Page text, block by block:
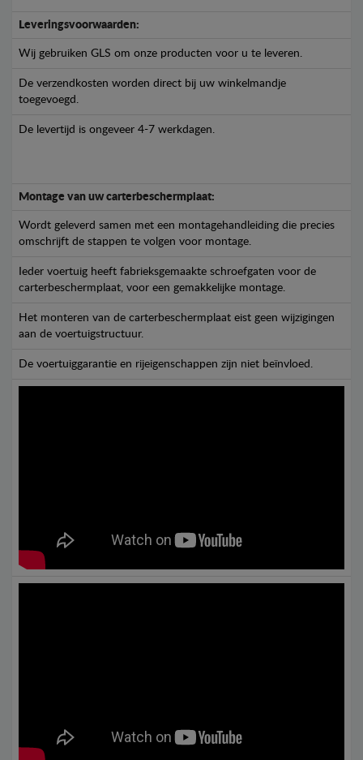
Leveringsvoorwaarden:
Wij gebruiken GLS om onze producten voor u te leveren.
De verzendkosten worden direct bij uw winkelmandje
toegevoegd.
De levertijd is ongeveer 4-7 werkdagen.
Montage van uw carterbeschermplaat:
Wordt geleverd samen met een montagehandleiding die precies
omschrijft de stappen te volgen voor montage.
Ieder voertuig heeft fabrieksgemaakte schroefgaten voor de
carterbeschermplaat, voor een gemakkelijke montage.
Het monteren van de carterbeschermplaat eist geen wijzigingen
aan de voertuigstructuur.
De voertuiggarantie en rijeigenschappen zijn niet beïnvloed.